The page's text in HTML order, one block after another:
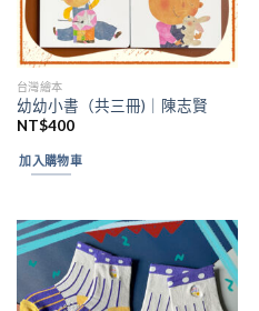
台灣繪本
幼幼小書（共三冊)｜陳志賢
NT$400
加入購物車